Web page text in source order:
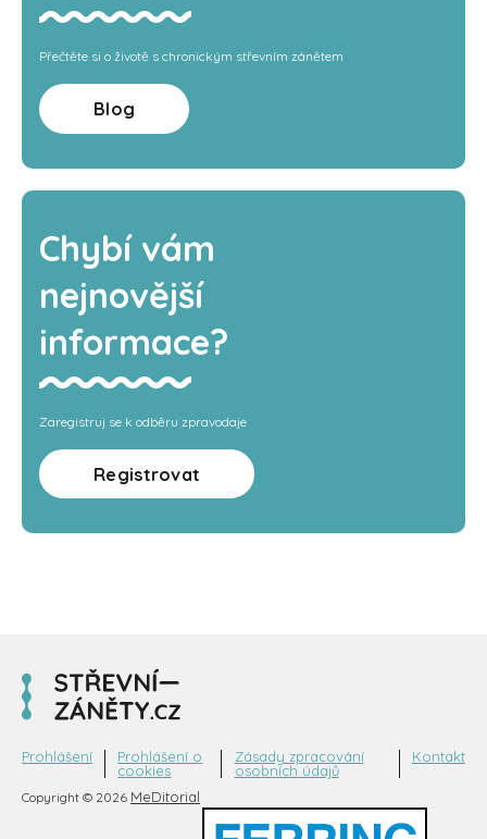
Přečtěte si o životě s chronickým střevním zánětem
Blog
Chybí vám
nejnovější
informace?
Zaregistruj se k odběru zpravodaje
Registrovat
Copyright © 2026 MeDitorial
Prohlášení
Prohlášení o
cookies
Zásady zpracování
osobních údajů
Kontakt